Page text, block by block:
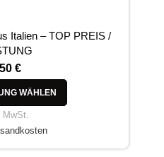
Italien – TOP PREIS /
€
WÄHLEN